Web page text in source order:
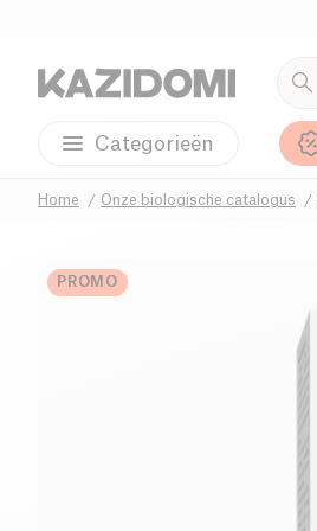
Categorieën
Home Onze biologische catalogus
PROMO